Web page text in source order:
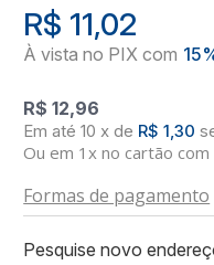
R$ 12,96
R$ 11,02
10 x de R$ 1,30
Ou em 1x no cartão com
Formas de pagamento